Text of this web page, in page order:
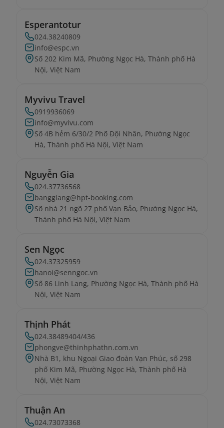
Esperantotur
024.38240809
info@espc.vn
Số 202 Kim Mã, Phường Ngọc Hà, Thành phố Hà
Nội, Việt Nam
Myvivu Travel
0919936069
info@myvivu.com
Số 4B hẻm 6/30/2 Phố Đội Nhân, Phường Ngọc
Hà, Thành phố Hà Nội, Việt Nam
Nguyễn Gia
024.37736568
banggiang@hpt-booking.com
Số nhà 21 ngõ 27 phố Vạn Bảo, Phường Ngọc Hà,
Thành phố Hà Nội, Việt Nam
Sen Ngọc
024.37325959
hanoi@senngoc.vn
Số 86 Linh Lang, Phường Ngọc Hà, Thành phố Hà
Nội, Việt Nam
Thịnh Phát
024.38489404/436
phongve@thinhphathn.com.vn
Nhà B1, khu Ngoại Giao đoàn Vạn Phúc, số 298
phố Kim Mã, Phường Ngọc Hà, Thành phố Hà
Nội, Việt Nam
Thuận An
024.73073368